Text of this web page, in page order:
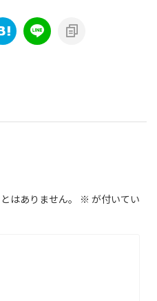
はありません。 ※ が付いてい